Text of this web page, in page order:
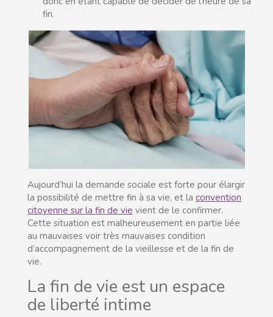
fin.
Aujourd’hui la demande sociale est forte pour élargir
la possibilité de mettre fin à sa vie, et la convention
citoyenne sur la fin de vie vient de le confirmer.
Cette situation est malheureusement en partie liée
au mauvaises voir très mauvaises condition
d’accompagnement de la vieillesse et de la fin de
vie.
La fin de vie est un espace
de liberté intime